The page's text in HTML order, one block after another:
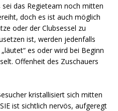
das Regieteam noch mitten
doch es ist auch möglich
oder der Clubsessel zu
ist, werden jedenfalls
es oder wird bei Beginn
Offenheit des Zuschauers
kristallisiert sich mitten
ist sichtlich nervös, aufgeregt